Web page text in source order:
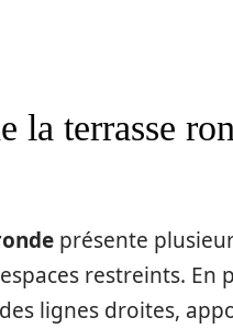
la terrasse
présente
restreints.
lignes droites,